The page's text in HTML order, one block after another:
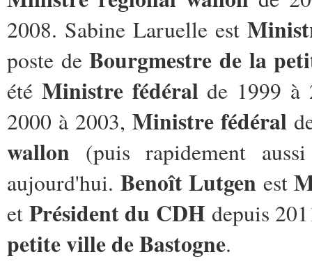
2008. Sabine Laruelle est
poste deBourgmestre de la
été Ministre fédéral de 1999
2000 à 2003,Ministre fédéral
wallon (puis rapidement
aujourd'hui. Benoît Lutgen est
et Président du CDH depuis
petite ville de Bastogne.